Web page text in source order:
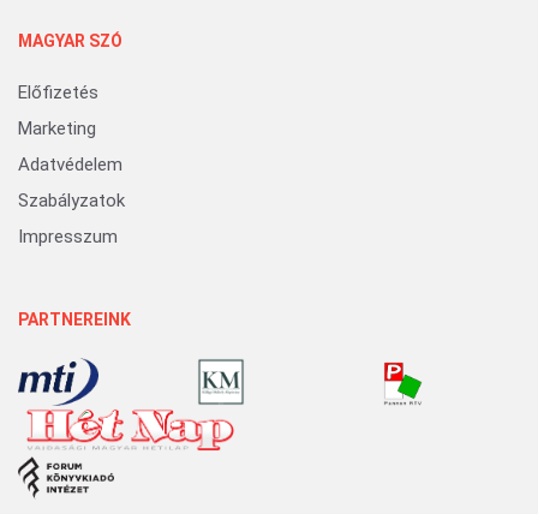
MAGYAR SZÓ
Előfizetés
Marketing
Adatvédelem
Szabályzatok
Impresszum
PARTNEREINK